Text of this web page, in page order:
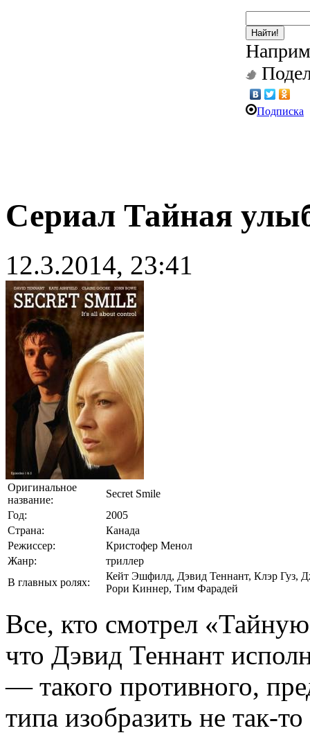
Найти!
Подписка
Сериал Тайная
12.3.2014, 23:41
Оригинальное
название:
Secret Smile
Год:
2005
Страна:
Канада
Режиссер:
Кристофер Менол
Жанр:
триллер
В главных ролях:
Кейт Эшфилд, Дэвид Теннант, Клэр Гуз,
Рори Киннер, Тим Фарадей
Все, кто смотрел
что Дэвид Теннант
— такого противного,
типа изобразить не так-